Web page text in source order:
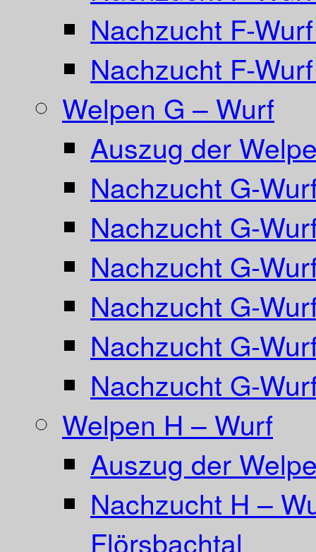
Nachzucht F-
Nachzucht F-
Welpen G – Wurf
Auszug der
Nachzucht G-
Nachzucht G-
Nachzucht G-
Nachzucht G-
Nachzucht G-
Nachzucht G-
Welpen H – Wurf
Auszug der
Nachzucht H –
Flörsbachtal